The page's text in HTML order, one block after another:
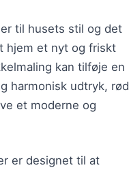
til husets stil og det
hjem et nyt og friskt
kan tilføje en
harmonisk udtryk, rød
et moderne og
er designet til at